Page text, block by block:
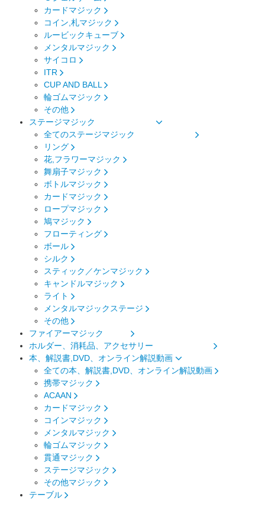
カードマジック
コイン,札マジック
ルービックキューブ
メンタルマジック
サイコロ
ITR
CUP AND BALL
輪ゴムマジック
その他
ステージマジック
全てのステージマジック
リング
花,フラワーマジック
舞扇子マジック
ボトルマジック
カードマジック
ロープマジック
鳩マジック
フローティング
ボール
シルク
スティック／ケンマジック
キャンドルマジック
ライト
メンタルマジックステージ
その他
ファイアーマジック
ホルダー、消耗品、アクセサリー
本、解説書,DVD、オンライン解説動画
全ての本、解説書,DVD、オンライン解説動画
携帯マジック
ACAAN
カードマジック
コインマジック
メンタルマジック
輪ゴムマジック
貫通マジック
ステージマジック
その他マジック
テーブル